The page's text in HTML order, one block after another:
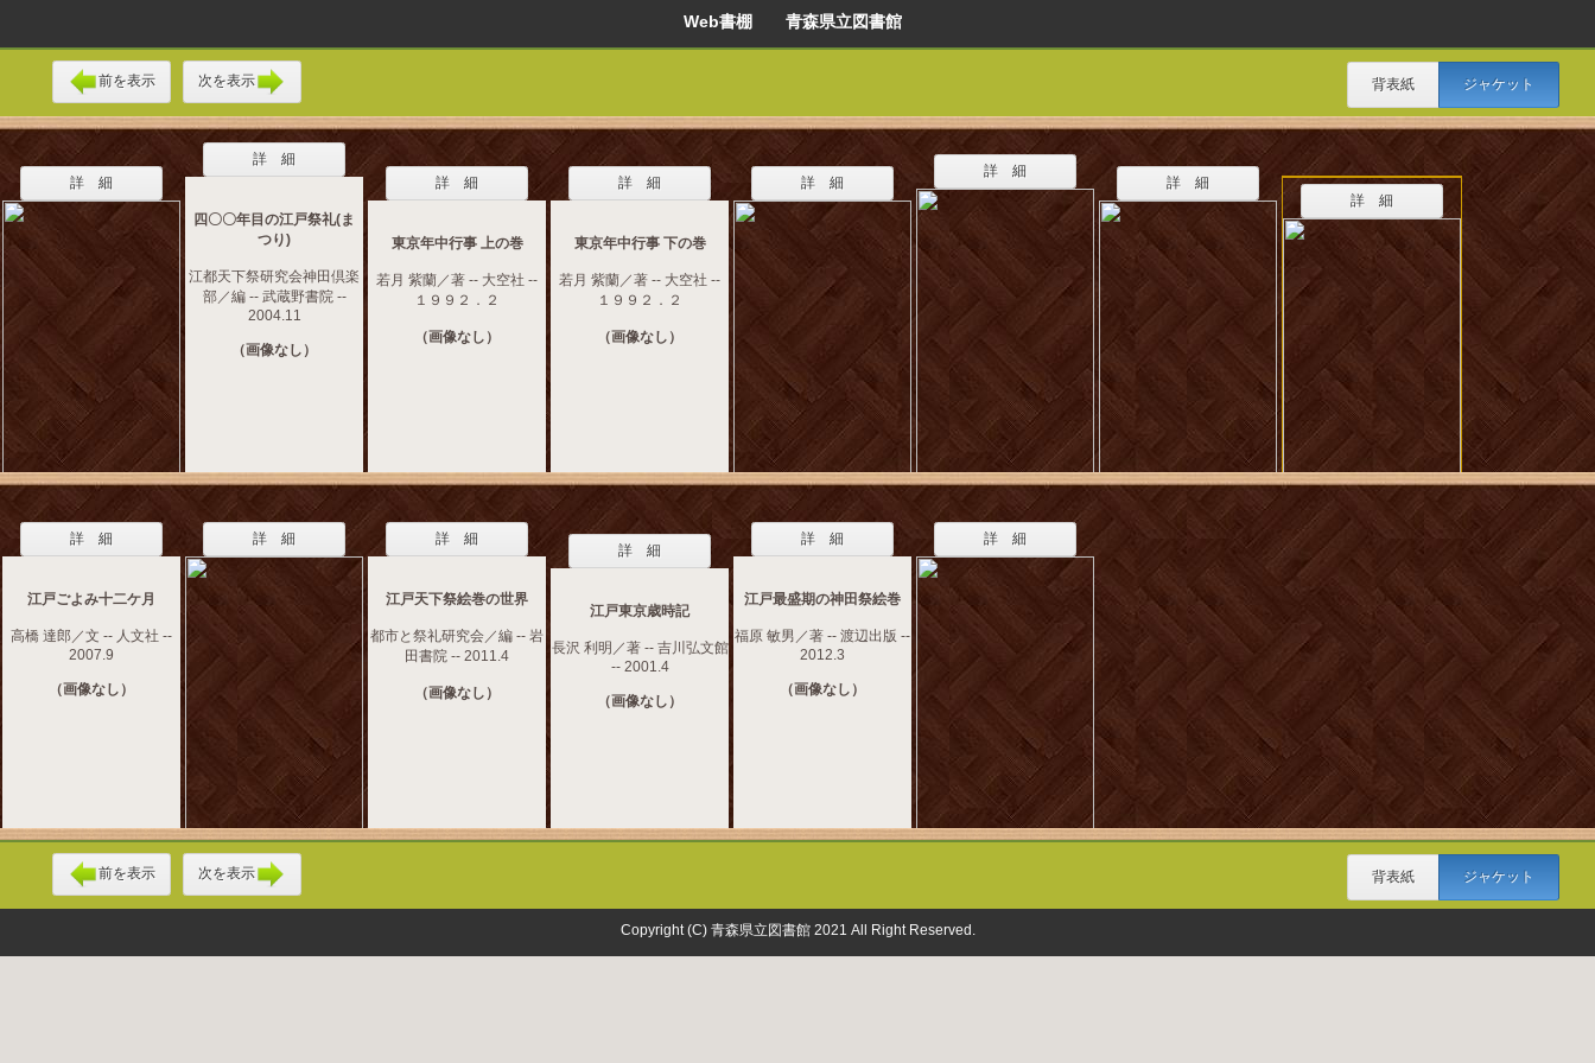
Web書棚 青森県立図書館
前を表示 次を表示 背表紙 ジャケット
詳 細
詳 細
四〇〇年目の江戸祭礼(ま
つり)
江都天下祭研究会神田倶楽
部／編 -- 武蔵野書院 --
2004.11
（画像なし）
詳 細
東京年中行事 上の巻
若月 紫蘭／著 -- 大空社 --
１９９２．２
（画像なし）
詳 細
東京年中行事 下の巻
若月 紫蘭／著 -- 大空社 --
１９９２．２
（画像なし）
詳 細
詳 細
詳 細
詳 細
詳 細
江戸ごよみ十二ケ月
高橋 達郎／文 -- 人文社 --
2007.9
（画像なし）
詳 細 詳 細
江戸天下祭絵巻の世界
都市と祭礼研究会／編 -- 岩
田書院 -- 2011.4
（画像なし）
詳 細
江戸東京歳時記
長沢 利明／著 -- 吉川弘文館
-- 2001.4
（画像なし）
詳 細
江戸最盛期の神田祭絵巻
福原 敏男／著 -- 渡辺出版 --
2012.3
（画像なし）
詳 細
前を表示 次を表示 背表紙 ジャケット
Copyright (C) 青森県立図書館 2021 All Right Reserved.